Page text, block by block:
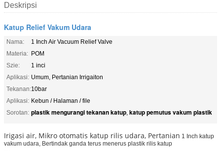
Deskripsi
Katup Relief Vakum Udara
Nama:
1 Inch Air Vacuum Relief Valve
Materia: POM
Szie:
1 inci
Aplikasi: Umum, Pertanian Irrigaiton
Tekanan:10bar
Aplikasi: Kebun / Halaman / file
Sorotan: plastik mengurangi tekanan katup, katup pemutus vakum plastik
Irigasi air, Mikro otomatis katup rilis udara, Pertanian 1 Inch katup
vakum udara, Bertindak ganda terus menerus plastik rilis katup